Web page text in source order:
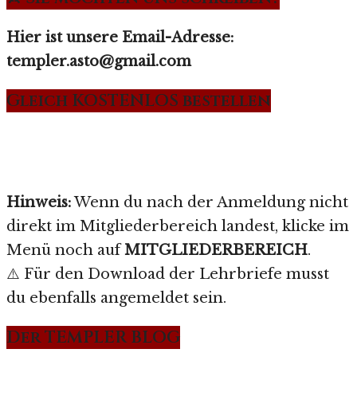
Hier ist unsere Email-Adresse:
templer.asto@gmail.com
Gleich KOSTENLOS bestellen
Hinweis:Wenn du nach der Anmeldung nicht
direkt im Mitgliederbereich landest, klicke im
Menü noch aufMITGLIEDERBEREICH.
⚠️ Für den Download der Lehrbriefe musst
du ebenfalls angemeldet sein.
Der TEMPLER BLOG